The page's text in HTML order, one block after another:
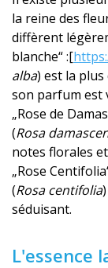
la reine des
diffèrent
blanche“ :[
alba) est la plus
son parfum est
„Rose de
(Rosa
notes florales
„Rose
(Rosa centifolia
séduisant.
L'essence